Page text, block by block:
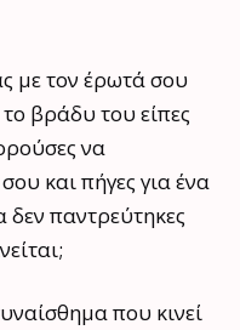
με τον έρωτά σου
βράδυ του είπες
να
και πήγες για ένα
παντρεύτηκες
που κινεί